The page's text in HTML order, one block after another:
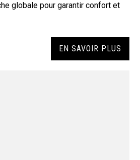
globale pour garantir confort et
EN SAVOIR PLUS